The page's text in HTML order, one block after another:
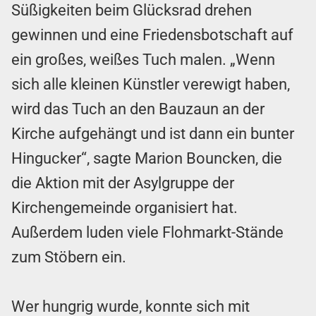
Süßigkeiten beim Glücksrad drehen
gewinnen und eine Friedensbotschaft auf
ein großes, weißes Tuch malen. „Wenn
sich alle kleinen Künstler verewigt haben,
wird das Tuch an den Bauzaun an der
Kirche aufgehängt und ist dann ein bunter
Hingucker“, sagte Marion Bouncken, die
die Aktion mit der Asylgruppe der
Kirchengemeinde organisiert hat.
Außerdem luden viele Flohmarkt-Stände
zum Stöbern ein.
Wer hungrig wurde, konnte sich mit